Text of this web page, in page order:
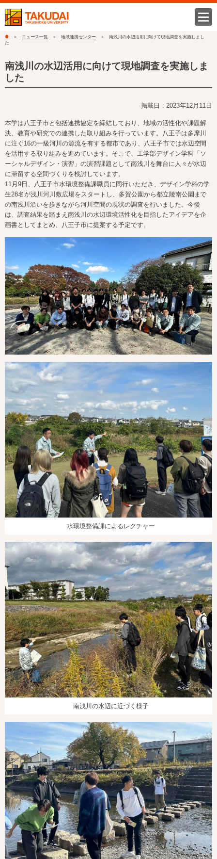
ニュース一覧 地域連携センター
南浅川の水辺活用に向けて現地調査を実施しまし
た
南浅川の水辺活用に向けて現地調査を実施しま
した
掲載日：2023年12月11日
本学は八王子市と包括連携協定を締結しており、地域の活性化や課題解
決、教育や研究での連携した取り組みを行っています。八王子は多摩川
に注ぐ16の一級河川の源流を有する都市であり、八王子市では水辺空間
を活用する取り組みを進めています。そこで、工学部デザイン学科「ソ
ーシャルデザイン・演習」の演習課題として南浅川を舞台に人々が水辺
に滞留する空間づくりを検討しています。
11月9日、八王子市水環境整備課職員に同行いただき、デザイン学科の学
生28名が浅川河川敷広場をスタートし、多賀公園から都立陵南公園まで
の南浅川沿いを歩きながら河川空間の現状の調査を行いました。今後
は、調査結果を踏まえ南浅川の水辺環境活性化を目指したアイデアを企
画書としてまとめ、八王子市に提案する予定です。
水環境整備課によるレクチャー
南浅川の水辺に近づく様子